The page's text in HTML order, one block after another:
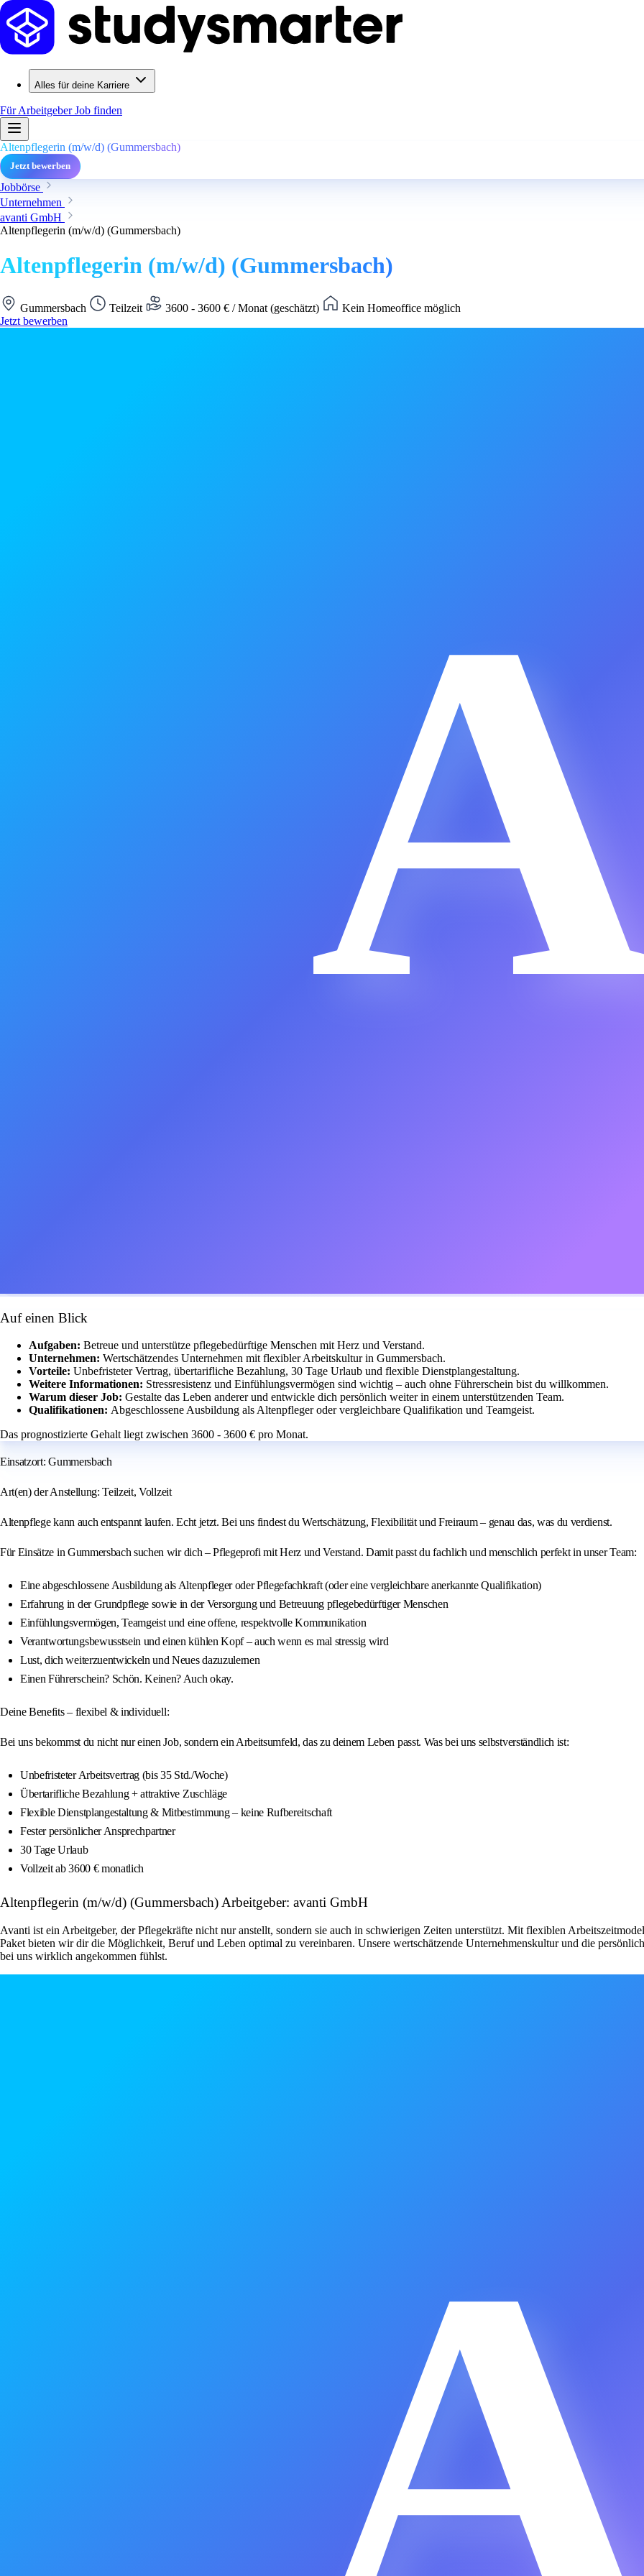
Alles für deine Karriere
Für ArbeitgeberJob finden
Altenpflegerin (m/w/d) (Gummersbach)
Jetzt bewerben
Jobbörse
Unternehmen
avanti GmbH
Altenpflegerin (m/w/d) (Gummersbach)
Altenpflegerin (m/w/d) (Gummersbach)
Gummersbach Teilzeit 3600 - 3600 € / Monat (geschätzt)
Kein Homeoffice möglich
Jetzt bewerben
Auf einen Blick
Aufgaben: Betreue und unterstütze pflegebedürftige Menschen mit Herz und Verstand.
Unternehmen: Wertschätzendes Unternehmen mit flexibler Arbeitskultur in Gummersbach.
Vorteile: Unbefristeter Vertrag, übertarifliche Bezahlung, 30 Tage Urlaub und flexible Dienstplangestaltung.
Weitere Informationen: Stressresistenz und Einfühlungsvermögen sind wichtig – auch ohne Führerschein bist du willkommen.
Warum dieser Job: Gestalte das Leben anderer und entwickle dich persönlich weiter in einem unterstützenden Team.
Qualifikationen: Abgeschlossene Ausbildung als Altenpfleger oder vergleichbare Qualifikation und Teamgeist.
Das prognostizierte Gehalt liegt zwischen 3600 - 3600 € pro Monat.
Einsatzort: Gummersbach
Art(en) der Anstellung: Teilzeit, Vollzeit
Altenpflege kann auch entspannt laufen. Echt jetzt. Bei uns findest du Wertschätzung, Flexibilität und Freiraum – genau das, was du verdienst.
Für Einsätze in Gummersbach suchen wir dich – Pflegeprofi mit Herz und Verstand. Damit passt du fachlich und menschlich perfekt in unser Team:
Eine abgeschlossene Ausbildung als Altenpfleger oder Pflegefachkraft (oder eine vergleichbare anerkannte Qualifikation)
Erfahrung in der Grundpflege sowie in der Versorgung und Betreuung pflegebedürftiger Menschen
Einfühlungsvermögen, Teamgeist und eine offene, respektvolle Kommunikation
Verantwortungsbewusstsein und einen kühlen Kopf – auch wenn es mal stressig wird
Lust, dich weiterzuentwickeln und Neues dazuzulernen
Einen Führerschein? Schön. Keinen? Auch okay.
Deine Benefits – flexibel & individuell:
Bei uns bekommst du nicht nur einen Job, sondern ein Arbeitsumfeld, das zu deinem Leben passt. Was bei uns selbstverständlich ist:
Unbefristeter Arbeitsvertrag (bis 35 Std./Woche)
Übertarifliche Bezahlung + attraktive Zuschläge
Flexible Dienstplangestaltung & Mitbestimmung – keine Rufbereitschaft
Fester persönlicher Ansprechpartner
30 Tage Urlaub
Vollzeit ab 3600 € monatlich
Altenpflegerin (m/w/d) (Gummersbach) Arbeitgeber: avanti GmbH
Avanti ist ein Arbeitgeber, der Pflegekräfte nicht nur anstellt, sondern sie auch in schwierigen Zeiten unterstützt. Mit flexiblen
Paket bieten wir dir die Möglichkeit, Beruf und Leben optimal zu vereinbaren. Unsere wertschätzende Unternehmenskultur und die
bei uns wirklich angekommen fühlst.